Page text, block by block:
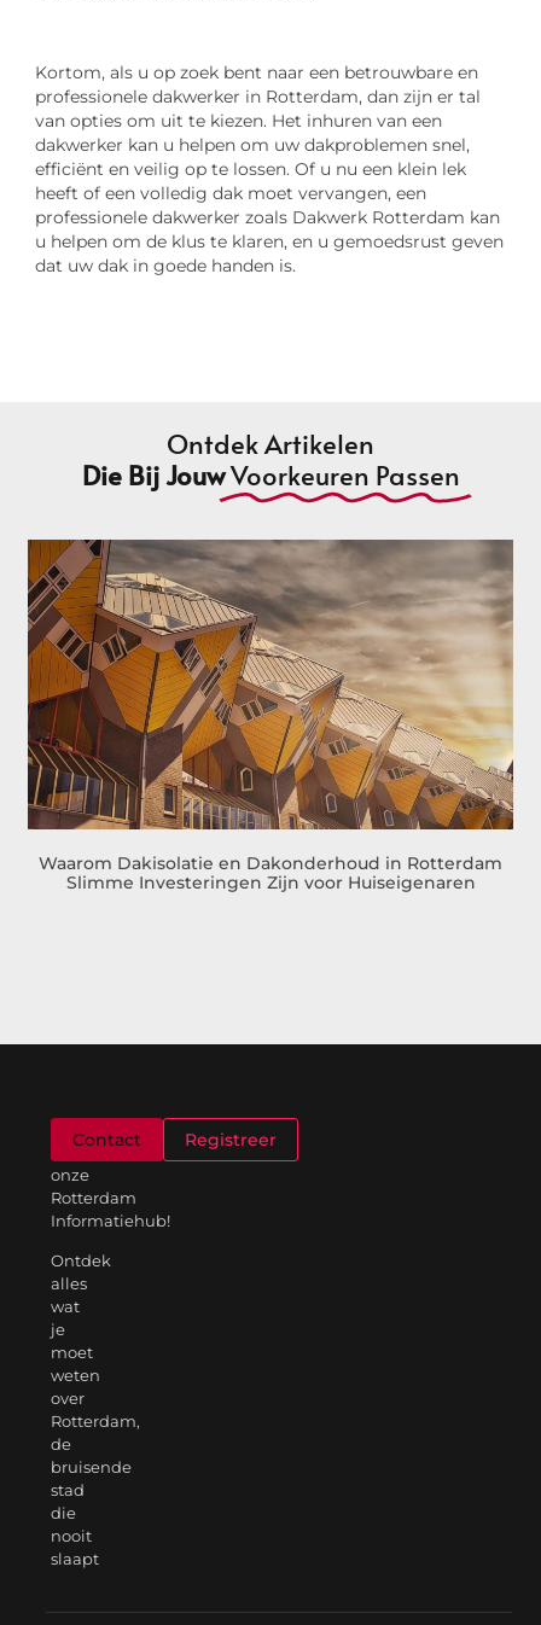
Kortom, als u op zoek bent naar een betrouwbare en
professionele dakwerker in Rotterdam, dan zijn er tal
van opties om uit te kiezen. Het inhuren van een
dakwerker kan u helpen om uw dakproblemen snel,
efficiënt en veilig op te lossen. Of u nu een klein lek
heeft of een volledig dak moet vervangen, een
professionele dakwerker zoals Dakwerk Rotterdam kan
u helpen om de klus te klaren, en u gemoedsrust geven
dat uw dak in goede handen is.
Ontdek Artikelen
Die Bij JouwVoorkeuren Passen
Waarom Dakisolatie en Dakonderhoud in Rotterdam
Slimme Investeringen Zijn voor Huiseigenaren
onze
Rotterdam
Informatiehub!
Ontdek
alles
wat
je
moet
weten
over
Rotterdam,
de
bruisende
stad
die
nooit
slaapt
Contact Registreer